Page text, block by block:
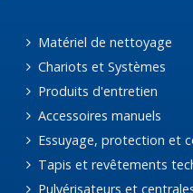
Matériel de nettoyage
Chariots et Systèmes
Produits d'entretien
Accessoires manuels
Essuyage, protection et
Tapis et revêtements
Pulvérisateurs et